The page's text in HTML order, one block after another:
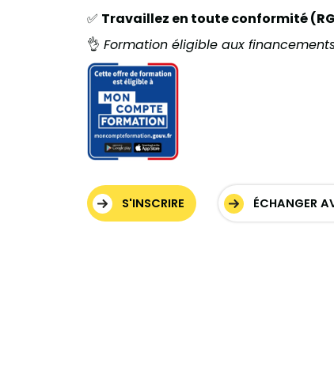
✅ Travaillez en toute conformité
👌 Formation éligible aux financements
S'INSCRIRE ÉCHANGER